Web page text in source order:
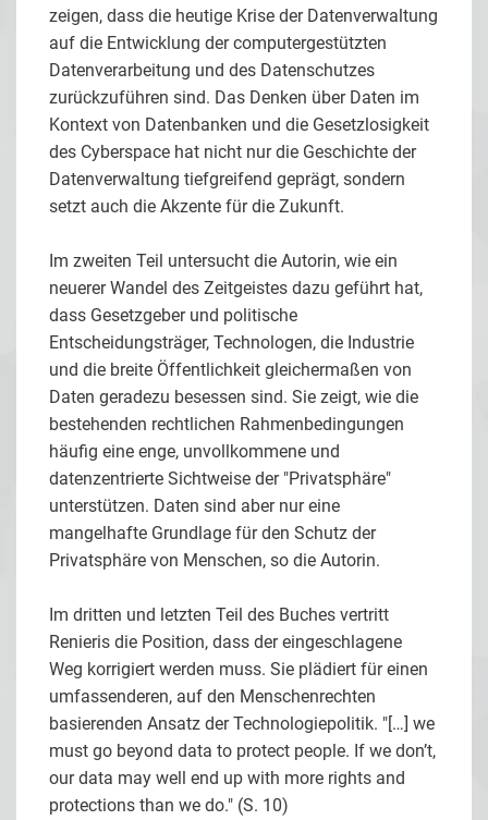
zeigen, dass die heutige Krise der Datenverwaltung
auf die Entwicklung der computergestützten
Datenverarbeitung und des Datenschutzes
zurückzuführen sind. Das Denken über Daten im
Kontext von Datenbanken und die Gesetzlosigkeit
des Cyberspace hat nicht nur die Geschichte der
Datenverwaltung tiefgreifend geprägt, sondern
setzt auch die Akzente für die Zukunft.
Im zweiten Teil untersucht die Autorin, wie ein
neuerer Wandel des Zeitgeistes dazu geführt hat,
dass Gesetzgeber und politische
Entscheidungsträger, Technologen, die Industrie
und die breite Öffentlichkeit gleichermaßen von
Daten geradezu besessen sind. Sie zeigt, wie die
bestehenden rechtlichen Rahmenbedingungen
häufig eine enge, unvollkommene und
datenzentrierte Sichtweise der "Privatsphäre"
unterstützen. Daten sind aber nur eine
mangelhafte Grundlage für den Schutz der
Privatsphäre von Menschen, so die Autorin.
Im dritten und letzten Teil des Buches vertritt
Renieris die Position, dass der eingeschlagene
Weg korrigiert werden muss. Sie plädiert für einen
umfassenderen, auf den Menschenrechten
basierenden Ansatz der Technologiepolitik. "[…] we
must go beyond data to protect people. If we don’t,
our data may well end up with more rights and
protections than we do." (S. 10)